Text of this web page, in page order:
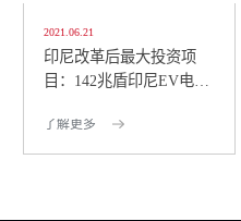
2021.06.21
印尼改革后最大投资项
目：142兆盾印尼EV电池
了解更多